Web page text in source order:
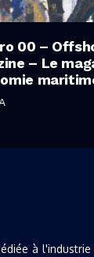
Ajouter Au
00 –
– Le
à